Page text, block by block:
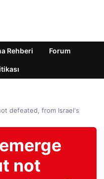
Rehberi Forum
defeated, from Israel's
not